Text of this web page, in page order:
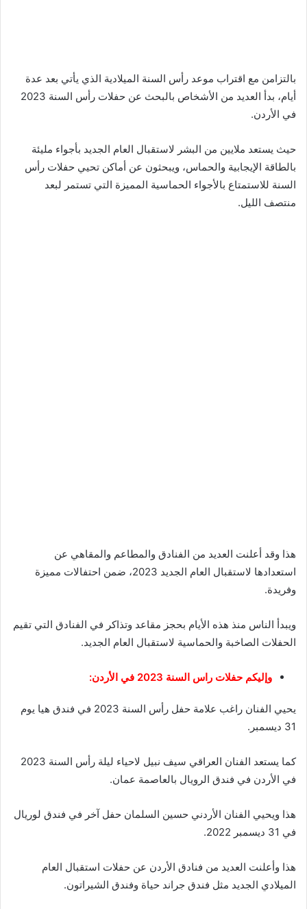
بالتزامن مع اقتراب موعد رأس السنة الميلادية الذي يأتي بعد عدة
أيام، بدأ العديد من الأشخاص بالبحث عن حفلات رأس السنة 2023
في الأردن.
حيث يستعد ملايين من البشر لاستقبال العام الجديد بأجواء مليئة
بالطاقة الإيجابية والحماس، ويبحثون عن أماكن تحيي حفلات رأس
السنة للاستمتاع بالأجواء الحماسية المميزة التي تستمر لبعد
منتصف الليل.
هذا وقد أعلنت العديد من الفنادق والمطاعم والمقاهي عن
استعدادها لاستقبال العام الجديد 2023، ضمن احتفالات مميزة
وفريدة.
ويبدأ الناس منذ هذه الأيام بحجز مقاعد وتذاكر في الفنادق التي تقيم
الحفلات الصاخبة والحماسية لاستقبال العام الجديد.
وإليكم حفلات راس السنة 2023 في الأردن:
يحيي الفنان راغب علامة حفل رأس السنة 2023 في فندق هيا يوم
31 ديسمبر.
كما يستعد الفنان العراقي سيف نبيل لاحياء ليلة رأس السنة 2023
في الأردن في فندق الرويال بالعاصمة عمان.
هذا ويحيي الفنان الأردني حسين السلمان حفل آخر في فندق لوريال
في 31 ديسمبر 2022.
هذا وأعلنت العديد من فنادق الأردن عن حفلات استقبال العام
الميلادي الجديد مثل فندق جراند حياة وفندق الشيراتون.